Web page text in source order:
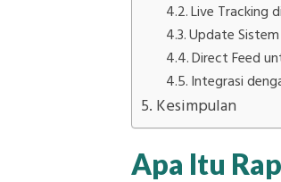
Live Tracking
Update
Direct Feed
Integrasi
Kesimpulan
Apa Itu